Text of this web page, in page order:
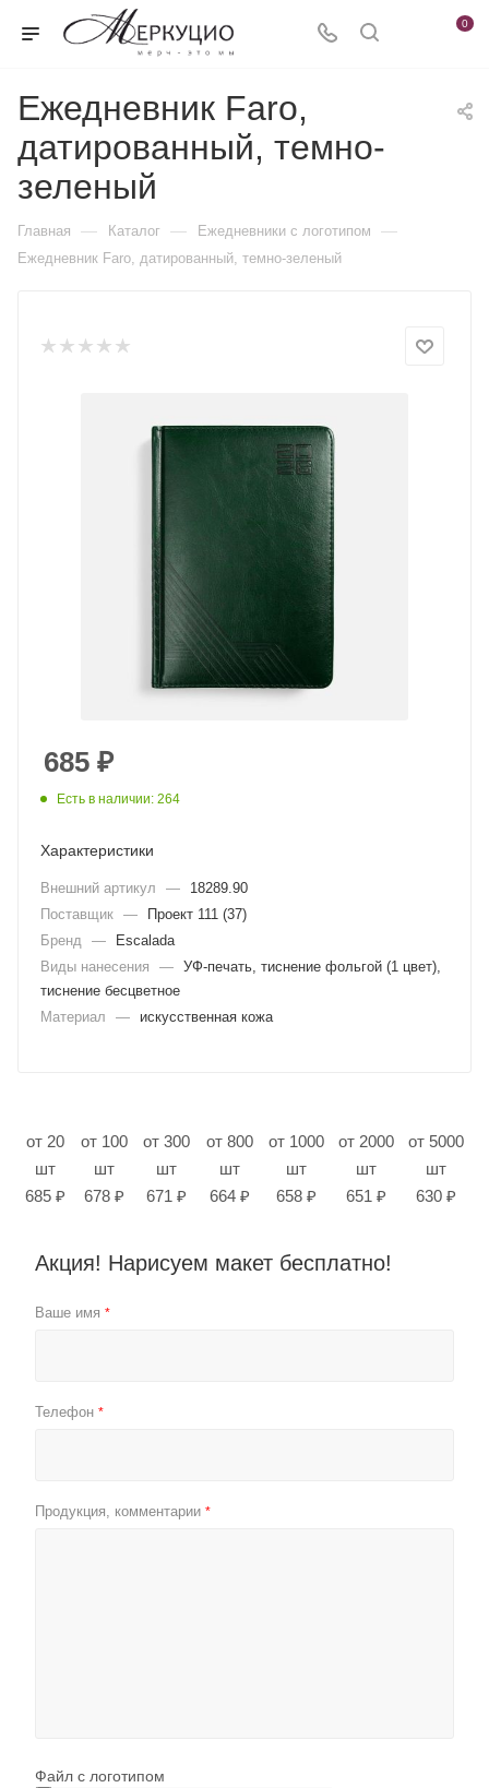
0
Ежедневник Faro,
датированный, темно-
зеленый
Главная — Каталог — Ежедневники c логотипом —
Ежедневник Faro, датированный, темно-зеленый
685 ₽
Есть в наличии: 264
Характеристики
Внешний артикул —
18289.90
Поставщик —
Проект 111 (37)
Бренд
—
Escalada
Виды нанесения
— УФ-печать, тиснение фольгой (1 цвет),
тиснение бесцветное
Материал
— искусственная кожа
от 20
шт
685 ₽
от 100
шт
678 ₽
от 300
шт
671 ₽
от 800
шт
664 ₽
от 1000
шт
658 ₽
от 2000
шт
651 ₽
от 5000
шт
630 ₽
Акция! Нарисуем макет бесплатно!
Ваше имя *
Телефон *
Продукция, комментарии *
Файл с логотипом